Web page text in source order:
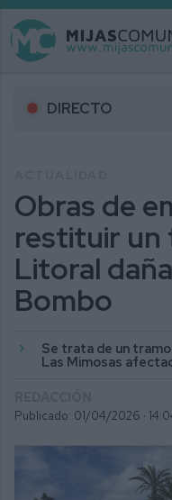
DIRECTO
Obras de
restituir un
Litoral
Bombo
Se trata de un
Las Mimosas
Publicado: 01/04/2026 ·